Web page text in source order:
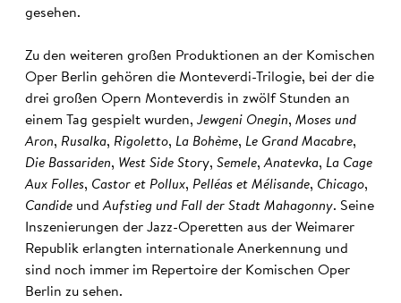
gesehen.
Zu den weiteren großen Produktionen an der Komischen
Oper Berlin gehören die Monteverdi-Trilogie, bei der die
drei großen Opern Monteverdis in zwölf Stunden an
einem Tag gespielt wurden, Jewgeni Onegin, Moses und
Aron, Rusalka, Rigoletto, La Bohème, Le Grand Macabre,
Die Bassariden, West Side Story, Semele,Anatevka, La Cage
Aux Folles, Castor et Pollux, Pelléas et Mélisande, Chicago,
Candide undAufstieg und Fall der Stadt Mahagonny. Seine
Inszenierungen der Jazz-Operetten aus der Weimarer
Republik erlangten internationale Anerkennung und
sind noch immer im Repertoire der Komischen Oper
Berlin zu sehen.